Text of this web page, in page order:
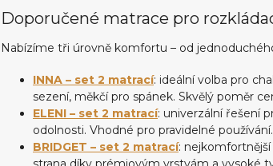
Doporučené matrace pro
Nabízíme tři úrovně komfortu – od
INNA – set 2 matrací: ideální volba pro
sezení, měkčí pro spánek. Skvělý poměr
ELENI – set 2 matrací: univerzální řešení
odolnosti. Vhodné pro pravidelné používání.
BRIDGET – set 2 matrací: nejkomfortnější